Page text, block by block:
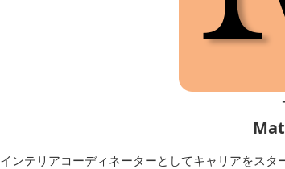
インテリアコーディネーターとしてキャリアをスタ